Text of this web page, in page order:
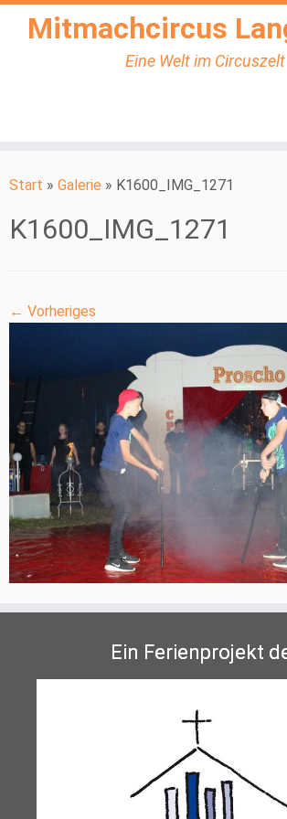
Inhalt
Mitmachcircus
Eine Welt im Circuszelt
Start » Galerie » K1600_IMG_1271
K1600_IMG_1271
← Vorheriges
Ein Ferienprojekt